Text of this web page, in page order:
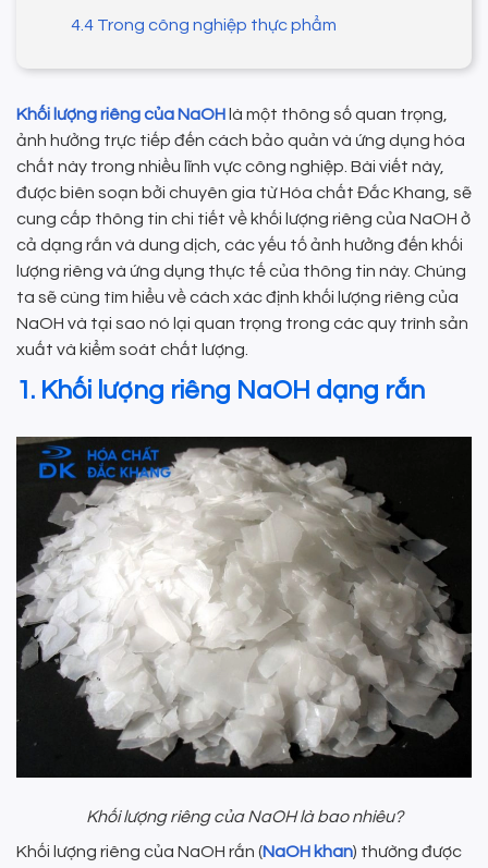
4.4 Trong công nghiệp thực phẩm
Khối lượng riêng của NaOHlà một thông số quan trọng,
ảnh hưởng trực tiếp đến cách bảo quản và ứng dụng hóa
chất này trong nhiều lĩnh vực công nghiệp. Bài viết này,
được biên soạn bởi chuyên gia từ Hóa chất Đắc Khang, sẽ
cung cấp thông tin chi tiết về khối lượng riêng của NaOH ở
cả dạng rắn và dung dịch, các yếu tố ảnh hưởng đến khối
lượng riêng và ứng dụng thực tế của thông tin này. Chúng
ta sẽ cùng tìm hiểu về cách xác định khối lượng riêng của
NaOH và tại sao nó lại quan trọng trong các quy trình sản
xuất và kiểm soát chất lượng.
1. Khối lượng riêng NaOH dạng rắn
Khối lượng riêng của NaOH là bao nhiêu?
Khối lượng riêng của NaOH rắn (NaOH khan) thường được